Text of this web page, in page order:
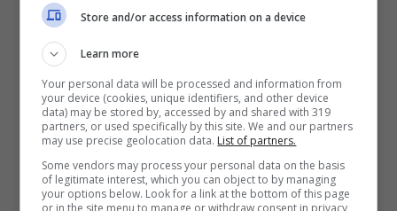
Meteo (Pixabay)
A causa delle precipitazioni già osservate, a
partire dalle prime ore di oggi, inoltre, si
raccomanda la massima attenzione nei territori
Store and/or access information on a device
Learn more
Your personal data will be processed and information from
your device (cookies, unique identifiers, and other device
data) may be stored by, accessed by and shared with 319
partners, or used specifically by this site. We and our partners
may use precise geolocation data. List of partners.
Some vendors may process your personal data on the basis
of legitimate interest, which you can object to by managing
your options below. Look for a link at the bottom of this page
or in the site menu to manage or withdraw consent in privacy